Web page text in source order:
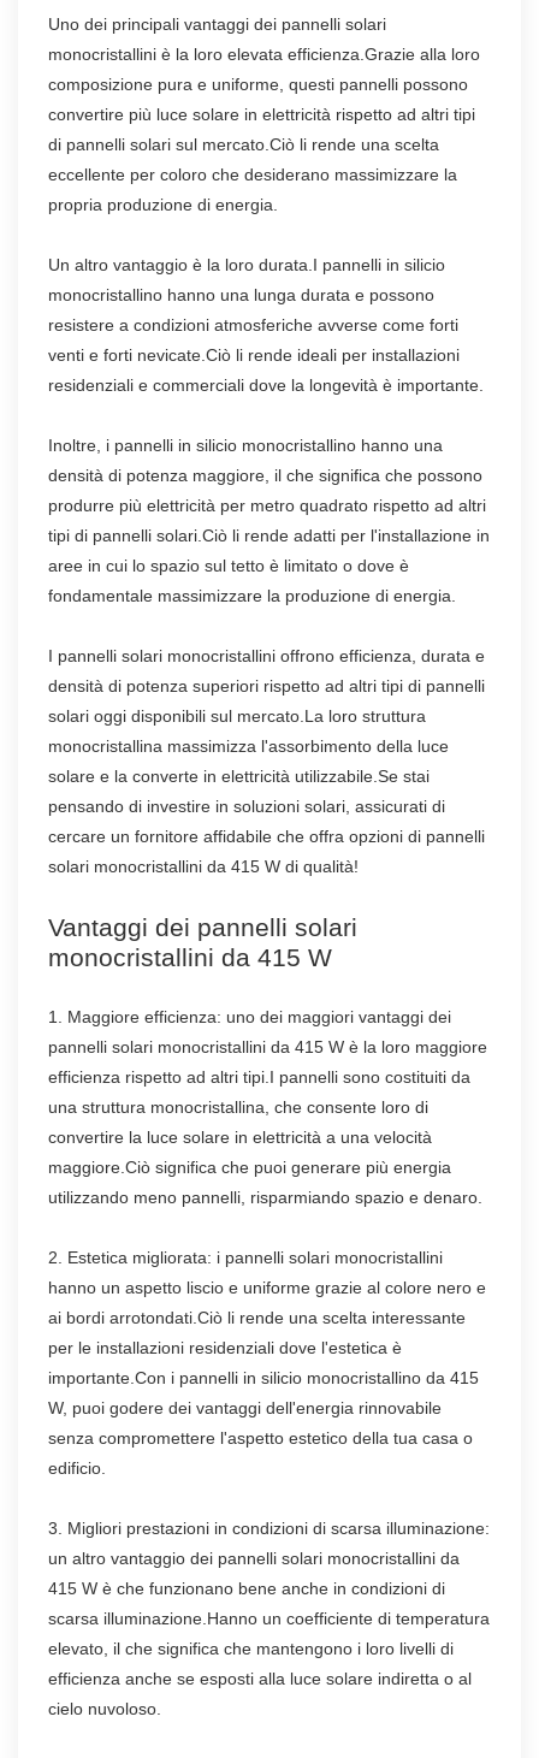
Uno dei principali vantaggi dei pannelli solari
monocristallini è la loro elevata efficienza.Grazie alla loro
composizione pura e uniforme, questi pannelli possono
convertire più luce solare in elettricità rispetto ad altri tipi
di pannelli solari sul mercato.Ciò li rende una scelta
eccellente per coloro che desiderano massimizzare la
propria produzione di energia.
Un altro vantaggio è la loro durata.I pannelli in silicio
monocristallino hanno una lunga durata e possono
resistere a condizioni atmosferiche avverse come forti
venti e forti nevicate.Ciò li rende ideali per installazioni
residenziali e commerciali dove la longevità è importante.
Inoltre, i pannelli in silicio monocristallino hanno una
densità di potenza maggiore, il che significa che possono
produrre più elettricità per metro quadrato rispetto ad altri
tipi di pannelli solari.Ciò li rende adatti per l'installazione in
aree in cui lo spazio sul tetto è limitato o dove è
fondamentale massimizzare la produzione di energia.
I pannelli solari monocristallini offrono efficienza, durata e
densità di potenza superiori rispetto ad altri tipi di pannelli
solari oggi disponibili sul mercato.La loro struttura
monocristallina massimizza l'assorbimento della luce
solare e la converte in elettricità utilizzabile.Se stai
pensando di investire in soluzioni solari, assicurati di
cercare un fornitore affidabile che offra opzioni di pannelli
solari monocristallini da 415 W di qualità!
Vantaggi dei pannelli solari
monocristallini da 415 W
1. Maggiore efficienza: uno dei maggiori vantaggi dei
pannelli solari monocristallini da 415 W è la loro maggiore
efficienza rispetto ad altri tipi.I pannelli sono costituiti da
una struttura monocristallina, che consente loro di
convertire la luce solare in elettricità a una velocità
maggiore.Ciò significa che puoi generare più energia
utilizzando meno pannelli, risparmiando spazio e denaro.
2. Estetica migliorata: i pannelli solari monocristallini
hanno un aspetto liscio e uniforme grazie al colore nero e
ai bordi arrotondati.Ciò li rende una scelta interessante
per le installazioni residenziali dove l'estetica è
importante.Con i pannelli in silicio monocristallino da 415
W, puoi godere dei vantaggi dell'energia rinnovabile
senza compromettere l'aspetto estetico della tua casa o
edificio.
3. Migliori prestazioni in condizioni di scarsa illuminazione:
un altro vantaggio dei pannelli solari monocristallini da
415 W è che funzionano bene anche in condizioni di
scarsa illuminazione.Hanno un coefficiente di temperatura
elevato, il che significa che mantengono i loro livelli di
efficienza anche se esposti alla luce solare indiretta o al
cielo nuvoloso.